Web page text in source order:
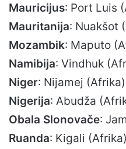
Mauricijus: Port Luis
Mauritanija: Nuakšot
Mozambik: Maputo
Namibija: Vindhuk
Niger: Nijamej (Afrika)
Nigerija: Abudža
Obala Slonovače:
Ruanda: Kigali (Afrika)